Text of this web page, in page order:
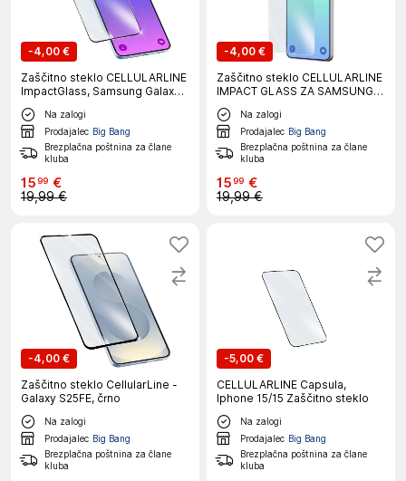
-4,00 €
Zaščitno steklo CELLULARLINE
ImpactGlass, Samsung Galaxy
A57
Na zalogi
Prodajalec Big Bang
Brezplačna poštnina za člane
kluba
1599 €
19,99 €
-4,00 €
Zaščitno steklo CELLULARLINE
IMPACT GLASS ZA SAMSUNG
GALAXY S26
Na zalogi
Prodajalec Big Bang
Brezplačna poštnina za člane
kluba
1599 €
19,99 €
-4,00 €
Zaščitno steklo CellularLine -
Galaxy S25FE, črno
Na zalogi
Prodajalec Big Bang
Brezplačna poštnina za člane
kluba
-5,00 €
CELLULARLINE Capsula,
Iphone 15/15 Zaščitno steklo
Na zalogi
Prodajalec Big Bang
Brezplačna poštnina za člane
kluba